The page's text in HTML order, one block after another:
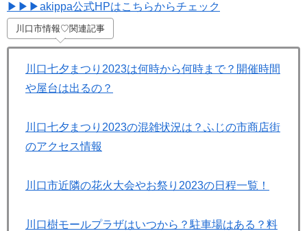
▶▶▶akippa公式HPはこちらからチェック
川口市情報♡関連記事
川口七夕まつり2023は何時から何時まで？開催時間
や屋台は出るの？
川口七夕まつり2023の混雑状況は？ふじの市商店街
のアクセス情報
川口市近隣の花火大会やお祭り2023の日程一覧！
川口樹モールプラザはいつから？駐車場はある？料